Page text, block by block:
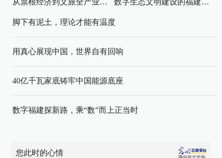
从票根经济到文旅全产业链升级 数字生态文明建设的福建路径与启示
脚下有泥土，理论才能有温度
用真心展现中国，世界自有回响
40亿千瓦家底铸牢中国能源底座
数字福建探新路，乘“数”而上正当时
您此时的心情